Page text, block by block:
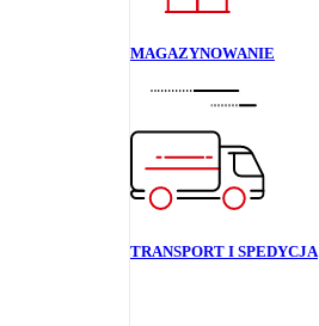
MAGAZYNOWANIE
TRANSPORT I SPEDYCJA